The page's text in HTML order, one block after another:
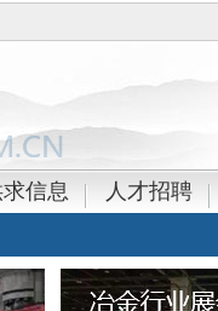
信息 人才招聘